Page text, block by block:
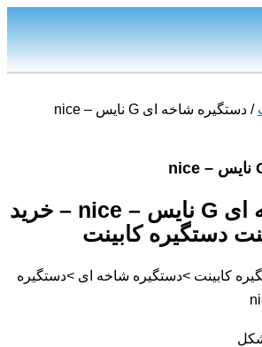
/ دستگیره شاخه ای G نایس – nice
دستگیره شاخه ای G نایس – nice – خرید
دستگیره کابینت
کابینت >دستگیره شاخه ای >دستگیره